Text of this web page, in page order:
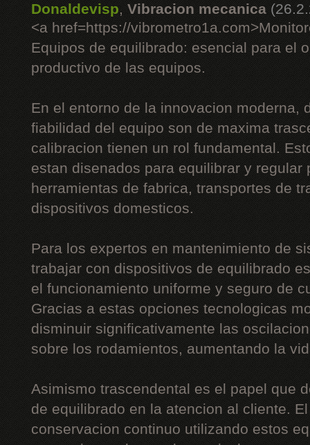
Donaldevisp, Vibracion mecanica
<a href=https://
Equipos de equilibrado: esencial para el
productivo de las equipos.
En el entorno de la innovacion moderna,
fiabilidad del equipo son de maxima
calibracion tienen un rol fundamental.
estan disenados para equilibrar y regular
herramientas de fabrica, transportes de
dispositivos domesticos.
Para los expertos en mantenimiento de
trabajar con dispositivos de equilibrado
el funcionamiento uniforme y seguro de
Gracias a estas opciones tecnologicas
disminuir significativamente las
sobre los rodamientos, aumentando la
Asimismo trascendental es el papel que
de equilibrado en la atencion al cliente.
conservacion continuo utilizando estos